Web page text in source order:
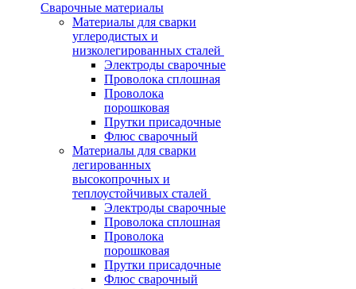
Сварочные материалы
Материалы для сварки
углеродистых и
низколегированных сталей
Электроды сварочные
Проволока сплошная
Проволока
порошковая
Прутки присадочные
Флюс сварочный
Материалы для сварки
легированных
высокопрочных и
теплоустойчивых сталей
Электроды сварочные
Проволока сплошная
Проволока
порошковая
Прутки присадочные
Флюс сварочный